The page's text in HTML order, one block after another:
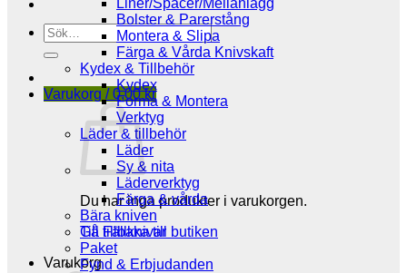
Sök
efter:
Varukorg /0,00kr
Du har inga produkter i varukorgen.
Gå tillbaka till butiken
Varukorg
Liner/Spacer/Mellanlägg
Bolster & Parerstång
Montera & Slipa
Färga & Vårda Knivskaft
Kydex & Tillbehör
Kydex
Forma & Montera
Verktyg
Läder & tillbehör
Läder
Sy & nita
Läderverktyg
Färga & vårda
Bära kniven
Till Fällknivar
Paket
Fynd & Erbjudanden